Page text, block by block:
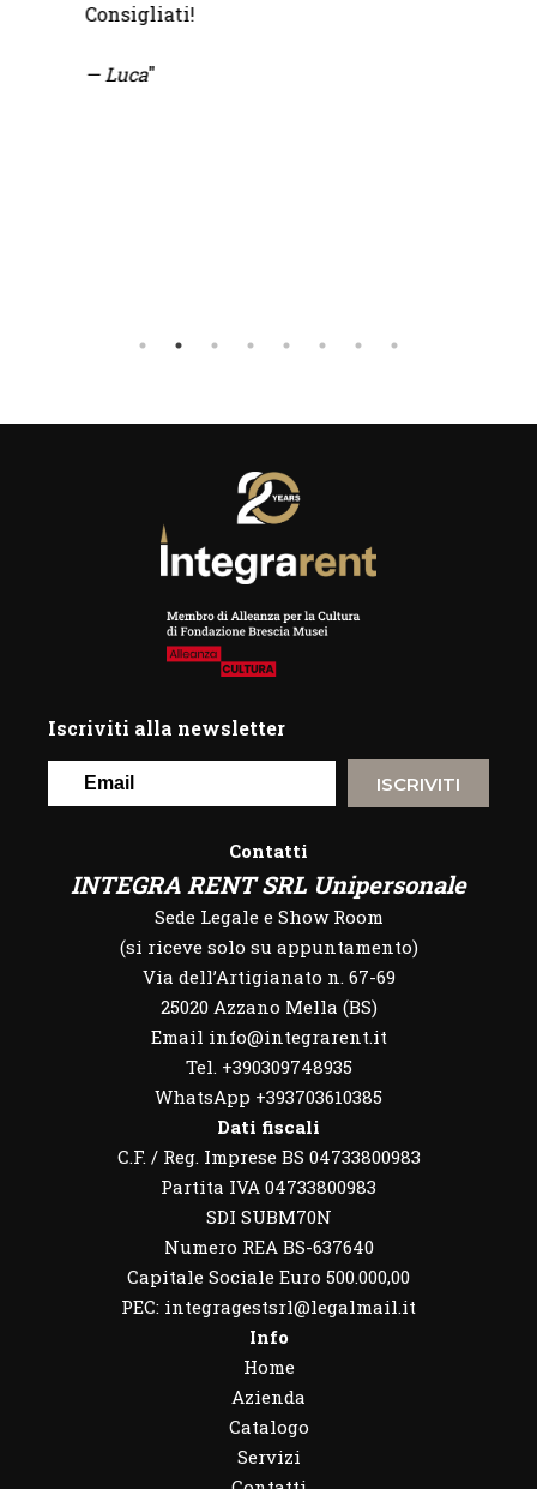
Consigliati!
— Luca"
Iscriviti alla newsletter
ISCRIVITI
Contatti
INTEGRA RENT SRL Unipersonale
Sede Legale e Show Room
(si riceve solo su appuntamento)
Via dell’Artigianato n. 67-69
25020 Azzano Mella (BS)
Email info@integrarent.it
Tel. +390309748935
WhatsApp +393703610385
Dati fiscali
C.F. / Reg. Imprese BS 04733800983
Partita IVA 04733800983
SDI SUBM70N
Numero REA BS-637640
Capitale Sociale Euro 500.000,00
PEC: integragestsrl@legalmail.it
Info
Home
Azienda
Catalogo
Servizi